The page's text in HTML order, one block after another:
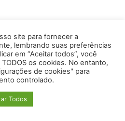
site para fornecer a
lembrando suas preferências
em “Aceitar todos”, você
os cookies. No entanto,
de cookies" para
controlado.
Todos